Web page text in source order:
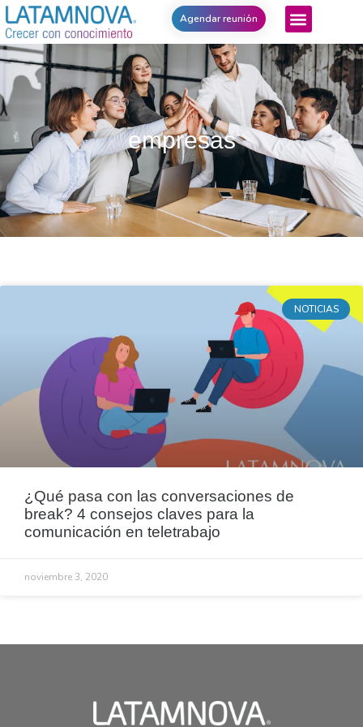
Agendar reunión
empresas
NOTICIAS
¿Qué pasa con las conversaciones de
break? 4 consejos claves para la
comunicación en teletrabajo
noviembre 3, 2020